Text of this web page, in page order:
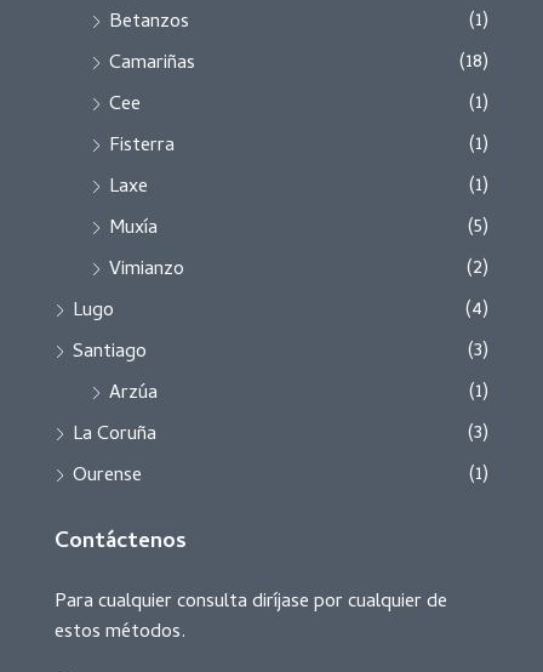
Betanzos
(1)
Camariñas
(18)
Cee
(1)
Fisterra
(1)
Laxe
(1)
Muxía
(5)
Vimianzo
(2)
Lugo
(4)
Santiago
(3)
Arzúa
(1)
La Coruña
(3)
Ourense
(1)
Contáctenos
Para cualquier consulta diríjase por cualquier de
estos métodos.